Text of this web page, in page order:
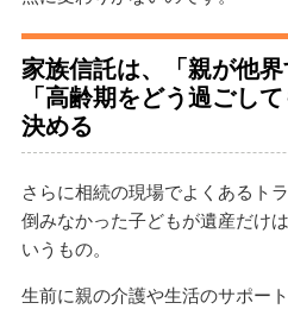
家族信託は、「親が他界
「高齢期をどう過ごし
決める
さらに相続の現場でよくあるト
倒みなかった子どもが遺産だけ
いうもの。
生前に親の介護や生活のサポー